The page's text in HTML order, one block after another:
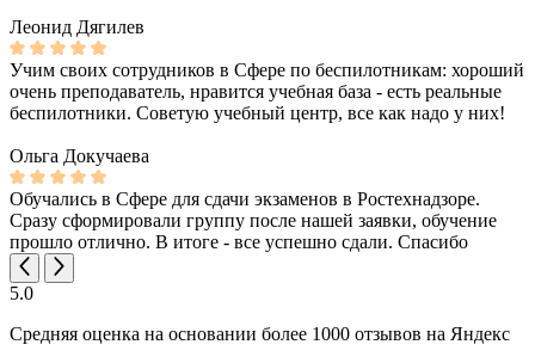
Леонид Дягилев
Учим своих сотрудников в Сфере по беспилотникам: хороший
очень преподаватель, нравится учебная база - есть реальные
беспилотники. Советую учебный центр, все как надо у них!
Ольга Докучаева
Обучались в Сфере для сдачи экзаменов в Ростехнадзоре.
Сразу сформировали группу после нашей заявки, обучение
прошло отлично. В итоге - все успешно сдали. Спасибо
5.0
Средняя оценка на основании более 1000 отзывов на Яндекс